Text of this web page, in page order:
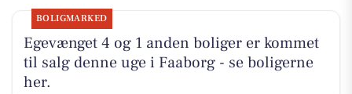
BOLIGMARKED
Egevænget 4 og 1 anden boliger er kommet
til salg denne uge i Faaborg - se boligerne
her.